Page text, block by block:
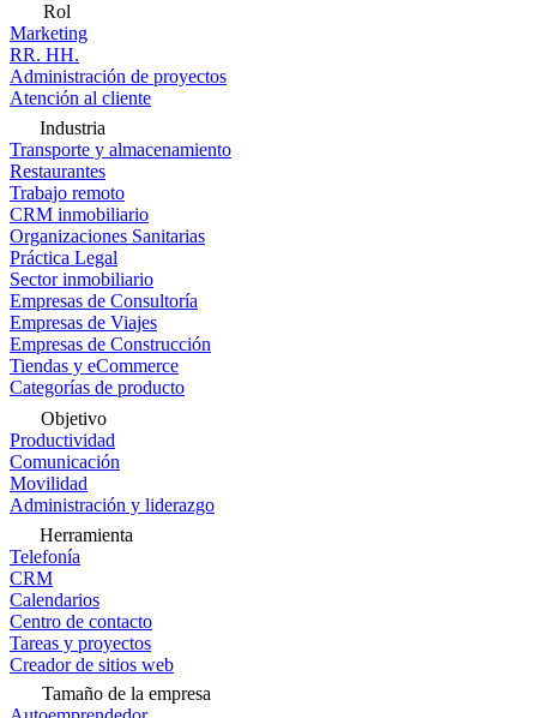
Rol
Marketing
RR. HH.
Administración de proyectos
Atención al cliente
Industria
Transporte y almacenamiento
Restaurantes
Trabajo remoto
CRM inmobiliario
Organizaciones Sanitarias
Práctica Legal
Sector inmobiliario
Empresas de Consultoría
Empresas de Viajes
Empresas de Construcción
Tiendas y eCommerce
Categorías de producto
Objetivo
Productividad
Comunicación
Movilidad
Administración y liderazgo
Herramienta
Telefonía
CRM
Calendarios
Centro de contacto
Tareas y proyectos
Creador de sitios web
Tamaño de la empresa